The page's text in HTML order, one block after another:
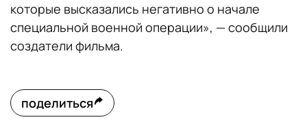
которые высказались негативно о начале
специальной военной операции», — сообщили
создатели фильма.
поделиться